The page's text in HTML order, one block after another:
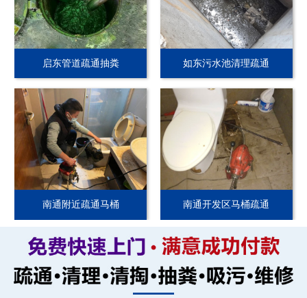
启东管道疏通抽粪 如东污水池清理疏通
南通附近疏通马桶 南通开发区马桶疏通